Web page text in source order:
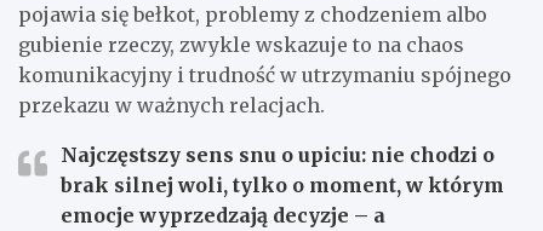
pojawia się bełkot, problemy z chodzeniem albo
gubienie rzeczy, zwykle wskazuje to na chaos
komunikacyjny i trudność w utrzymaniu spójnego
przekazu w ważnych relacjach.
Najczęstszy sens snu o upiciu: nie chodzi o
brak silnej woli, tylko o moment, w którym
emocje wyprzedzają decyzje – a